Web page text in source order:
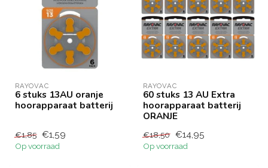
RAYOVAC
6 stuks 13AU oranje
hoorapparaat batterij
€1,85 €1,59
Op voorraad
RAYOVAC
60 stuks 13 AU Extra
hoorapparaat batterij
ORANJE
€18,50 €14,95
Op voorraad